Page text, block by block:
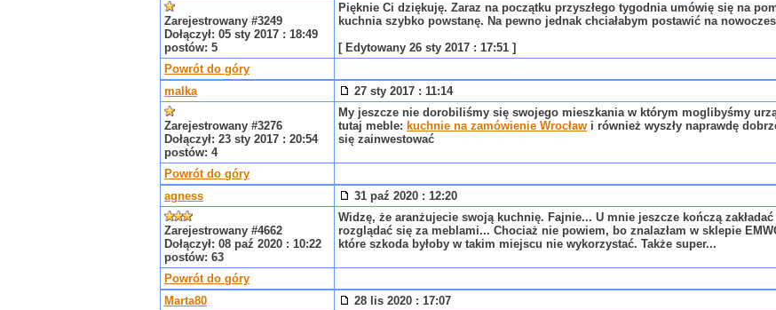
Zarejestrowany #3249
Dołączył: 05 sty 2017 : 18:49
postów: 5
Pięknie Ci dziękuję. Zaraz na początku przyszłego tygodnia umówię się na
kuchnia szybko powstanę. Na pewno jednak chciałabym postawić na
[ Edytowany 26 sty 2017 : 17:51 ]
Powrót do góry
malka
27 sty 2017 : 11:14
Zarejestrowany #3276
Dołączył: 23 sty 2017 : 20:54
postów: 4
My jeszcze nie dorobiliśmy się swojego mieszkania w którym moglibyśmy
tutaj meble: kuchnie na zamówienie Wrocław i również wyszły naprawdę
się zainwestować
Powrót do góry
agness
31 paź 2020 : 12:20
Zarejestrowany #4662
Dołączył: 08 paź 2020 : 10:22
postów: 63
Widzę, że aranżujecie swoją kuchnię. Fajnie... U mnie jeszcze kończą
rozglądać się za meblami... Chociaż nie powiem, bo znalazłam w sklepie
które szkoda byłoby w takim miejscu nie wykorzystać. Także super...
Powrót do góry
Marta80
28 lis 2020 : 17:07